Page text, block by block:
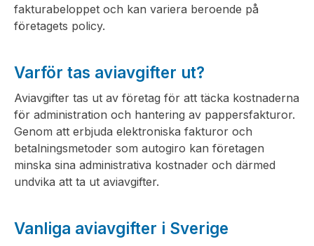
fakturabeloppet och kan variera beroende på
företagets policy.
Varför tas aviavgifter ut?
Aviavgifter tas ut av företag för att täcka kostnaderna
för administration och hantering av pappersfakturor.
Genom att erbjuda elektroniska fakturor och
betalningsmetoder som autogiro kan företagen
minska sina administrativa kostnader och därmed
undvika att ta ut aviavgifter.
Vanliga aviavgifter i Sverige